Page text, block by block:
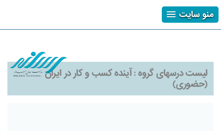
منو سایت
لیست درسهای گروه :آینده کسب و کار در ایران
(حضوری)